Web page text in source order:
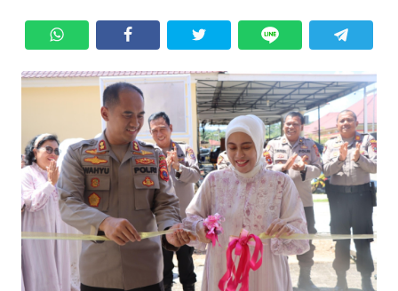
SERBA-
SERBI
OPINI
Informasi
INDEKS
BERITA
KONTAK
KAMI